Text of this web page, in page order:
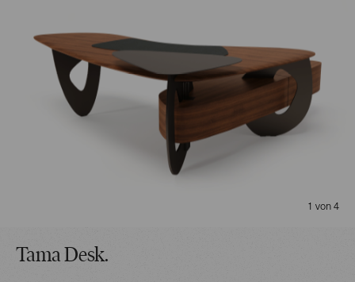
Tama Desk.
1 von 4